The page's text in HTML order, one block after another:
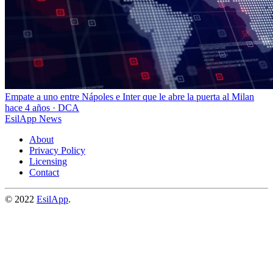
Empate a uno entre Nápoles e Inter que le abre la puerta al Milan
hace 4 años · DCA
EsilApp News
About
Privacy Policy
Licensing
Contact
© 2022 EsilApp.